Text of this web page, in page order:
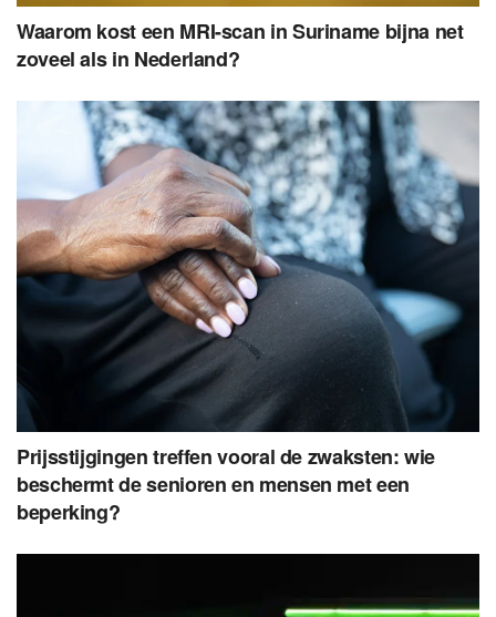
Waarom kost een MRI-scan in Suriname bijna net
zoveel als in Nederland?
Prijsstijgingen treffen vooral de zwaksten: wie
beschermt de senioren en mensen met een
beperking?